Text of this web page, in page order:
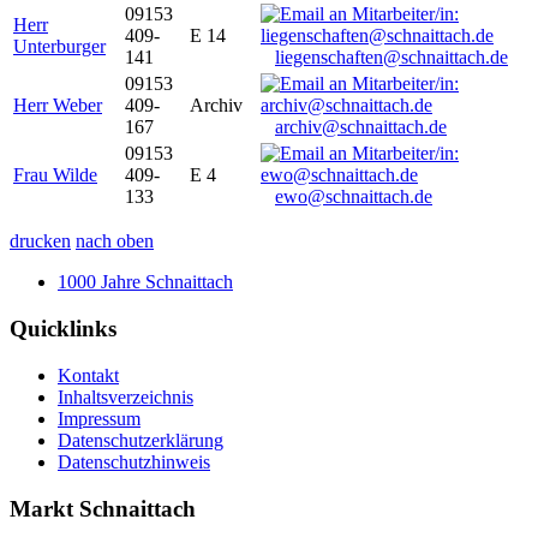
Herr
Unterburger
09153
409-
141
E 14
liegenschaften@schnaittach.de
Herr Weber
09153
409-
167
Archiv
archiv@schnaittach.de
Frau Wilde
09153
409-
133
E 4
ewo@schnaittach.de
drucken nach oben
1000 Jahre Schnaittach
Quicklinks
Kontakt
Inhaltsverzeichnis
Impressum
Datenschutzerklärung
Datenschutzhinweis
Markt Schnaittach